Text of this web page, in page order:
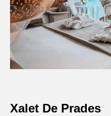
Xalet De Prades